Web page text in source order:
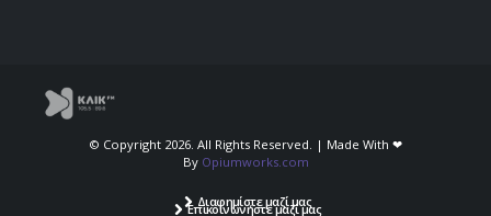
© Copyright 2026. All Rights Reserved. | Made With ❤︎⁠
By Opiumworks.com
Διαφημίστε μαζί μας
Επικοινωνήστε μαζί μας